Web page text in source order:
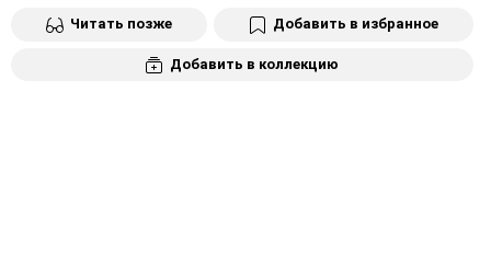
Читать позже Добавить в избранное
Добавить в коллекцию